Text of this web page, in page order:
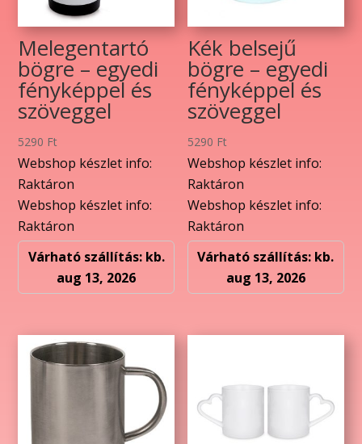
Melegentartó
bögre – egyedi
fényképpel és
szöveggel
5290 Ft
Webshop készlet info:
Raktáron
Webshop készlet info:
Raktáron
Várható szállítás: kb.
aug 13, 2026
Kék belsejű
bögre – egyedi
fényképpel és
szöveggel
5290 Ft
Webshop készlet info:
Raktáron
Webshop készlet info:
Raktáron
Várható szállítás: kb.
aug 13, 2026